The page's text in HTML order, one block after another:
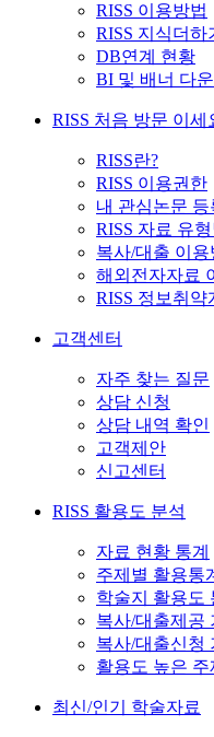
RISS 이용방법
RISS 지식더하
DB연계 현황
BI 및 배너 다
RISS 처음 방문 이세
RISS란?
RISS 이용권한
내 관심논문 등
RISS 자료 유
복사/대출 이용
해외전자자료
RISS 정보취
고객센터
자주 찾는 질문
상담 신청
상담 내역 확인
고객제안
신고센터
RISS 활용도 분석
자료 현황 통계
주제별 활용통
학술지 활용도
복사/대출제공
복사/대출신청
활용도 높은 주
최신/인기 학술자료